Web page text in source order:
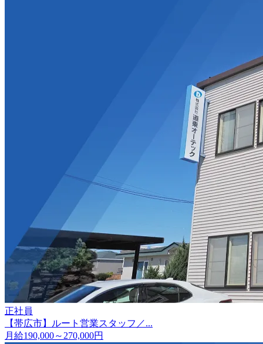
正社員
【帯広市】ルート営業スタッフ／...
月給190,000～270,000円